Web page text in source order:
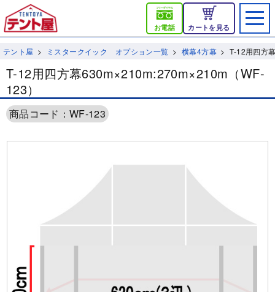
お電話 カートを見る
テント屋 ミスタークイック オプション一覧 横幕4方幕 T-12用四方
T-12用四方幕630m×210m:270m×210m（WF-
123）
商品コード：WF-123